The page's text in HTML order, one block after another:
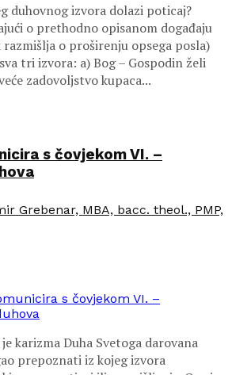
duhovnog izvora dolazi poticaj?
o prethodno opisanom događaju
o proširenju opsega posla)
tri izvora: a) Bog – Gospodin želi
zadovoljstvo kupaca...
s čovjekom VI. –
Grebenar, MBA, bacc. theol., PMP,
karizma Duha Svetoga darovana
prepoznati iz kojeg izvora